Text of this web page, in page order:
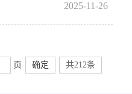
2025-11-26
页 确定 共212条